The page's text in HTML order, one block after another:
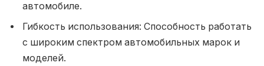
автомобиле.
Гибкость использования: Способность работать
с широким спектром автомобильных марок и
моделей.